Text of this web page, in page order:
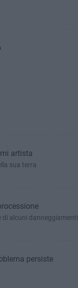
artista
sua terra
alcuni danneggiamenti
persiste